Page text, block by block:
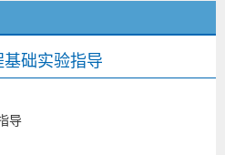
础实验指导
导